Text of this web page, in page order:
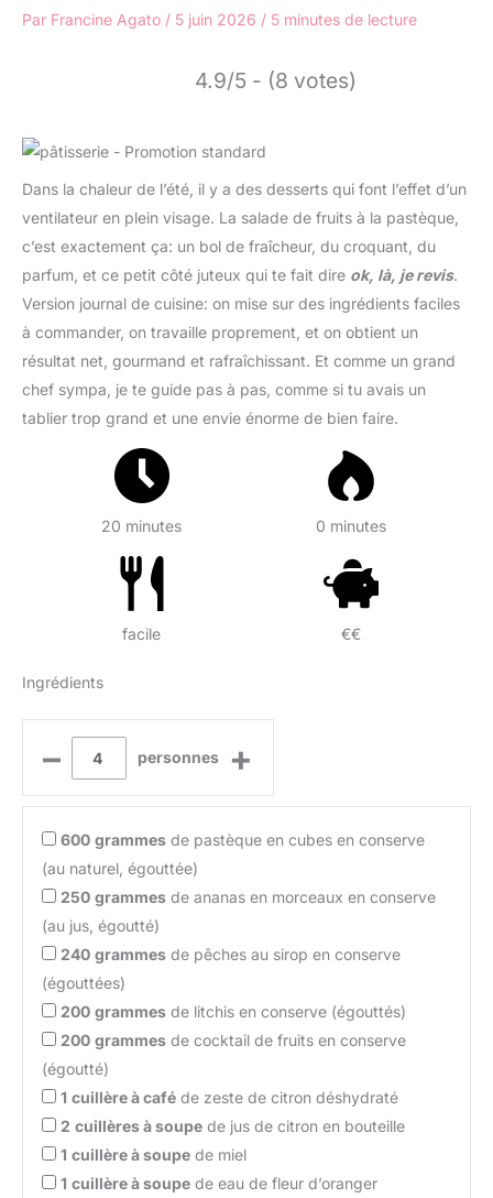
Par Francine Agato / 5 juin 2026 / 5 minutes de lecture
4.9/5 - (8 votes)
Dans la chaleur de l’été, il y a des desserts qui font l’effet d’un
ventilateur en plein visage. La salade de fruits à la pastèque,
c’est exactement ça: un bol de fraîcheur, du croquant, du
parfum, et ce petit côté juteux qui te fait dire ok, là, je revis.
Version journal de cuisine: on mise sur des ingrédients faciles
à commander, on travaille proprement, et on obtient un
résultat net, gourmand et rafraîchissant. Et comme un grand
chef sympa, je te guide pas à pas, comme si tu avais un
tablier trop grand et une envie énorme de bien faire.
20 minutes 0 minutes
facile €€
Ingrédients
– personnes +
600 grammes de pastèque en cubes en conserve
(au naturel, égouttée)
250 grammes de ananas en morceaux en conserve
(au jus, égoutté)
240 grammes de pêches au sirop en conserve
(égouttées)
200 grammes de litchis en conserve (égouttés)
200 grammes de cocktail de fruits en conserve
(égoutté)
1 cuillère à café de zeste de citron déshydraté
2 cuillères à soupe de jus de citron en bouteille
1 cuillère à soupe de miel
1 cuillère à soupe de eau de fleur d’oranger